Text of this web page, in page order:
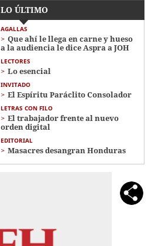
LO ÚLTIMO
AGALLAS
Que ahí le llega en carne y hueso
a la audiencia le dice Aspra a JOH
LECTORES
Lo esencial
INVITADO
El Espíritu Paráclito Consolador
LETRAS CON FILO
El trabajador frente al nuevo
orden digital
EDITORIAL
Masacres desangran Honduras